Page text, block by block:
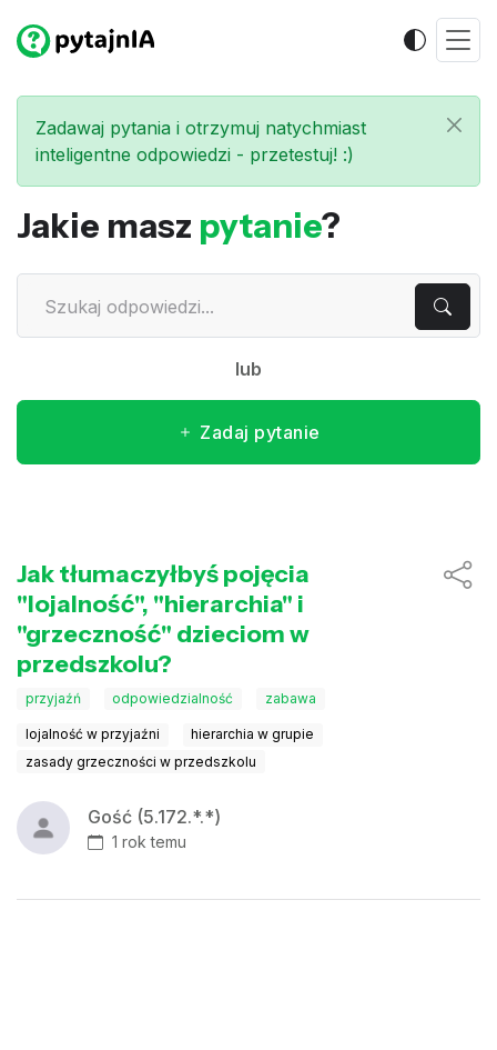
Zadawaj pytania i otrzymuj natychmiast
inteligentne odpowiedzi - przetestuj! :)
Jakie masz pytanie?
lub
Zadaj pytanie
Jak tłumaczyłbyś pojęcia
"lojalność", "hierarchia" i
"grzeczność" dzieciom w
przedszkolu?
przyjaźń odpowiedzialność zabawa
lojalność w przyjaźni
hierarchia w grupie
zasady grzeczności w przedszkolu
Gość (5.172.*.*)
1 rok temu